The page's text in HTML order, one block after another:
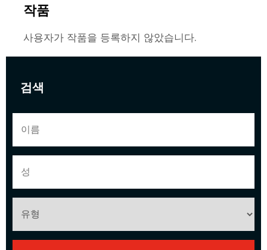
검색
작품
사용자가 작품을 등록하지 않았습니다.